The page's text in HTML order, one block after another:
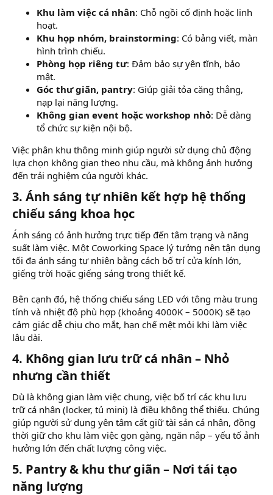
Khu làm việc cá nhân: Chỗ ngồi cố định hoặc linh
hoạt.
Khu họp nhóm, brainstorming: Có bảng viết, màn
hình trình chiếu.
Phòng họp riêng tư: Đảm bảo sự yên tĩnh, bảo
mật.
Góc thư giãn, pantry: Giúp giải tỏa căng thẳng,
nạp lại năng lượng.
Không gian event hoặc workshop nhỏ: Dễ dàng
tổ chức sự kiện nội bộ.
Việc phân khu thông minh giúp người sử dụng chủ động
lựa chọn không gian theo nhu cầu, mà không ảnh hưởng
đến trải nghiệm của người khác.
3. Ánh sáng tự nhiên kết hợp hệ thống
chiếu sáng khoa học
Ánh sáng có ảnh hưởng trực tiếp đến tâm trạng và năng
suất làm việc. Một Coworking Space lý tưởng nên tận dụng
tối đa ánh sáng tự nhiên bằng cách bố trí cửa kính lớn,
giếng trời hoặc giếng sáng trong thiết kế.
Bên cạnh đó, hệ thống chiếu sáng LED với tông màu trung
tính và nhiệt độ phù hợp (khoảng 4000K – 5000K) sẽ tạo
cảm giác dễ chịu cho mắt, hạn chế mệt mỏi khi làm việc
lâu dài.
4. Không gian lưu trữ cá nhân – Nhỏ
nhưng cần thiết
Dù là không gian làm việc chung, việc bố trí các khu lưu
trữ cá nhân (locker, tủ mini) là điều không thể thiếu. Chúng
giúp người sử dụng yên tâm cất giữ tài sản cá nhân, đồng
thời giữ cho khu làm việc gọn gàng, ngăn nắp – yếu tố ảnh
hưởng lớn đến chất lượng công việc.
5. Pantry & khu thư giãn – Nơi tái tạo
năng lượng